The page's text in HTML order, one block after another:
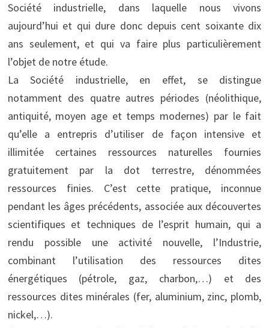
Société industrielle, dans laquelle nous vivons
aujourd’hui et qui dure donc depuis cent soixante dix
ans seulement, et qui va faire plus particulièrement
l’objet de notre étude.
La Société industrielle, en effet, se distingue
notamment des quatre autres périodes (néolithique,
antiquité, moyen age et temps modernes) par le fait
qu’elle a entrepris d’utiliser de façon intensive et
illimitée certaines ressources naturelles fournies
gratuitement par la dot terrestre, dénommées
ressources finies. C’est cette pratique, inconnue
pendant les âges précédents, associée aux découvertes
scientifiques et techniques de l’esprit humain, qui a
rendu possible une activité nouvelle, l’Industrie,
combinant l’utilisation des ressources dites
énergétiques (pétrole, gaz, charbon,…) et des
ressources dites minérales (fer, aluminium, zinc, plomb,
nickel,…).